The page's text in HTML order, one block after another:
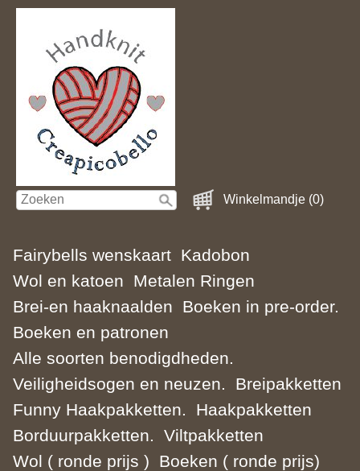
Winkelmandje (0)
Fairybells wenskaart Kadobon
Wol en katoen
Metalen Ringen
Brei-en haaknaalden
Boeken in pre-order.
Boeken en patronen
Alle soorten benodigdheden.
Veiligheidsogen en neuzen.
Breipakketten
Funny Haakpakketten.
Haakpakketten
Borduurpakketten.
Viltpakketten
Wol ( ronde prijs )
Boeken ( ronde prijs)